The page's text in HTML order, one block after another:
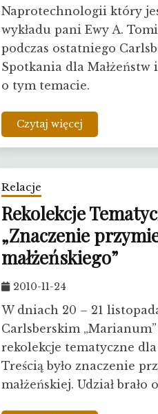
Naprotechnologii który
wykładu pani Ewy A.
podczas ostatniego
Spotkania dla Małżeństw
o tym temacie.
Czytaj więcej
Relacje
Rekolekcje
„Znaczenie
małżeńskiego”
2010-11-24
W dniach 20 – 21
Carlsberskim „Marianum”
rekolekcje tematyczne dla
Treścią było znaczenie
małżeńskiej. Udział brało